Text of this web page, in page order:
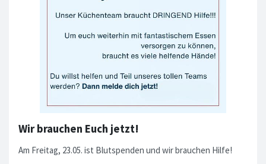
Wir brauchen Euch jetzt!
Am Freitag, 23.05. ist Blutspenden und wir brauchen Hilfe!